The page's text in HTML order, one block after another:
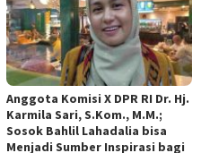
Anggota Komisi X DPR RI Dr. Hj.
Karmila Sari, S.Kom., M.M.;
Sosok Bahlil Lahadalia bisa
Menjadi Sumber Inspirasi bagi